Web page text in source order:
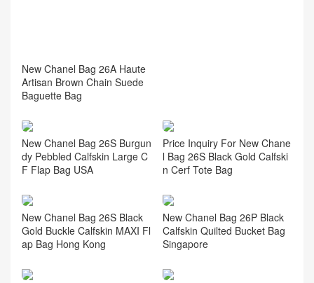
New Chanel Bag 26A Haute
Artisan Brown Chain Suede
Baguette Bag
New Chanel Bag 26S Burgun
dy Pebbled Calfskin Large C
F Flap Bag USA
Price Inquiry For New Chane
l Bag 26S Black Gold Calfski
n Cerf Tote Bag
New Chanel Bag 26S Black
Gold Buckle Calfskin MAXI Fl
ap Bag Hong Kong
New Chanel Bag 26P Black
Calfskin Quilted Bucket Bag
Singapore